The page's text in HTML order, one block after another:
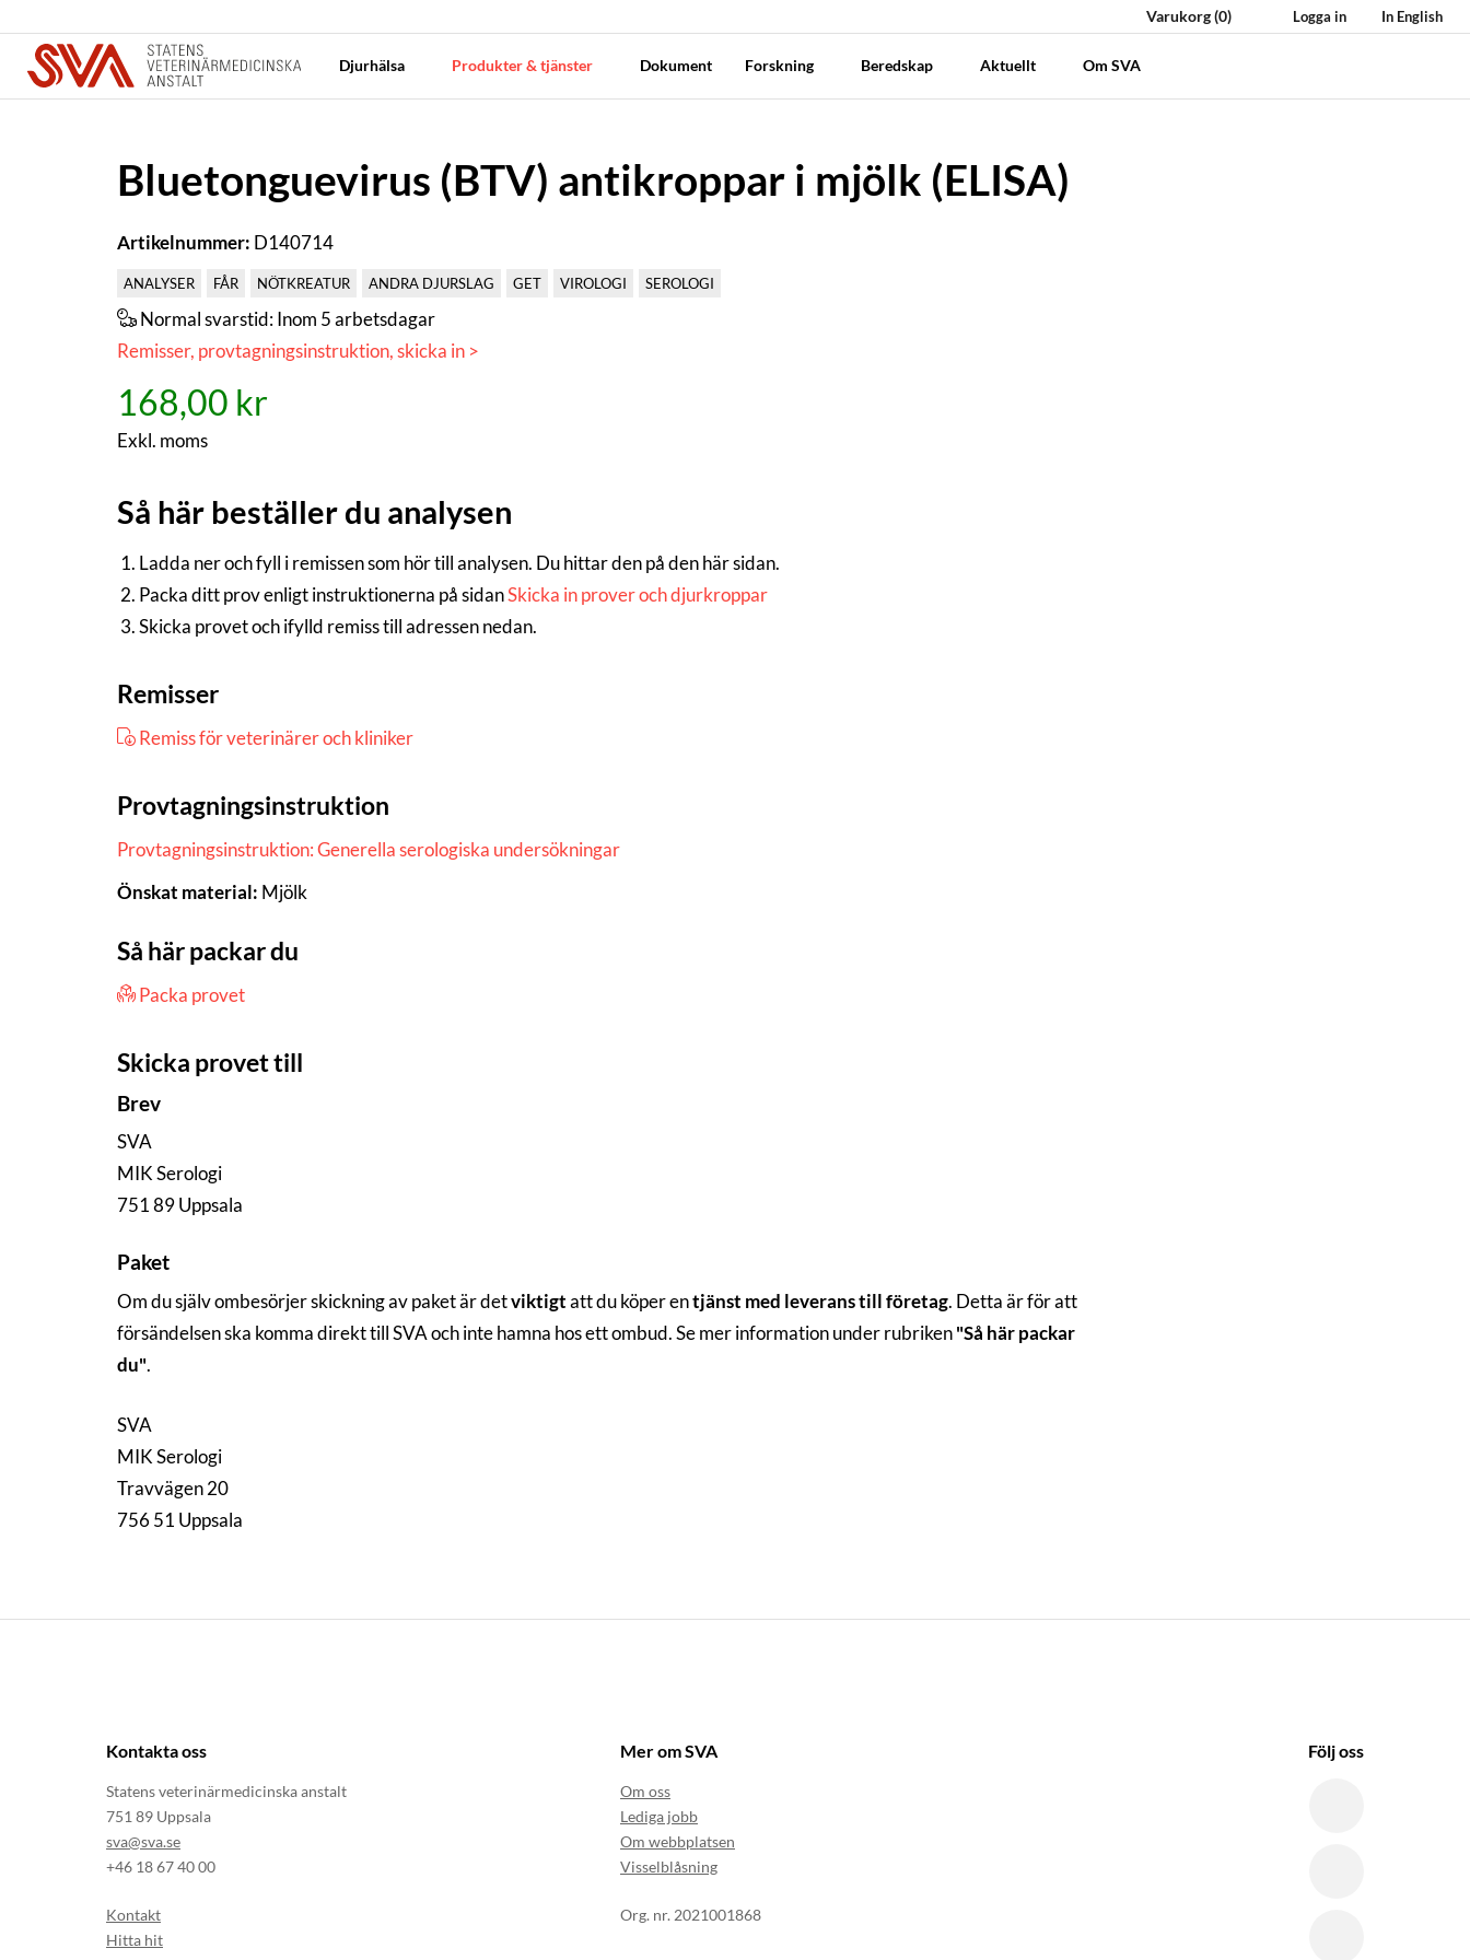
Varukorg(0) Logga in In English
Djurhälsa Produkter & tjänster Dokument Forskning Beredskap Aktuellt Om SVA
Bluetonguevirus (BTV) antikroppar i mjölk (ELISA)
Artikelnummer: D140714
ANALYSER FÅR NÖTKREATUR ANDRA DJURSLAG GET VIROLOGI SEROLOGI
Normal svarstid:Inom 5 arbetsdagar
Remisser, provtagningsinstruktion, skicka in >
168,00 kr
Exkl. moms
Så här beställer du analysen
Ladda ner och fyll i remissen som hör till analysen. Du hittar den på den här sidan.
Packa ditt prov enligt instruktionerna på sidanSkicka in prover och djurkroppar
Skicka provet och ifylld remiss till adressen nedan.
Remisser
Remiss för veterinärer och kliniker
Provtagningsinstruktion
Provtagningsinstruktion: Generella serologiska undersökningar
Önskat material: Mjölk
Så här packar du
Packa provet
Skicka provet till
Brev
SVA
MIK Serologi
751 89 Uppsala
Paket
Om du själv ombesörjer skickning av paket är detviktigtatt du köper entjänst med leverans till företag. Detta är för att
försändelsen ska komma direkt till SVA och inte hamna hos ett ombud. Se mer information under rubriken"Så här packar
du".
SVA
MIK Serologi
Travvägen 20
756 51 Uppsala
Kontakta oss
Statens veterinärmedicinska anstalt
751 89 Uppsala
sva@sva.se
+46 18 67 40 00
Kontakt
Hitta hit
Mer om SVA
Om oss
Lediga jobb
Om webbplatsen
Visselblåsning
Org. nr. 2021001868
Följ oss